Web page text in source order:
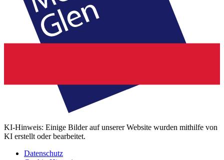
KI-Hinweis: Einige Bilder auf unserer Website wurden mithilfe von
KI erstellt oder bearbeitet.
Datenschutz